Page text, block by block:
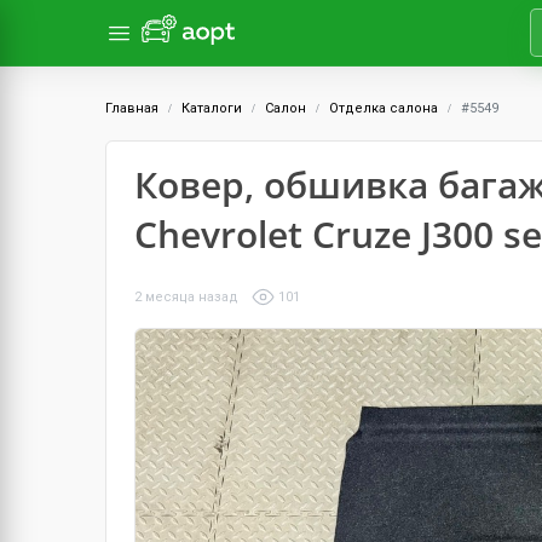
Главная Каталоги Салон Отделка салона #5549
Ковер, обшивка
Chevrolet Cruze J300
2 месяца назад 101